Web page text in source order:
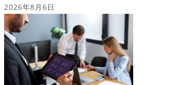
2026年8月6日